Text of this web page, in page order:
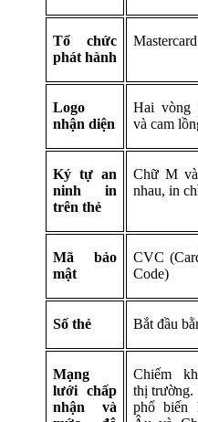
Tổ chức
phát hành
Logo
nhận diện
Hai vòng
và cam
Ký tự an
ninh in
trên thẻ
Chữ M
nhau, in
Mã bảo
mật
CVC
Code)
Số thẻ Bắt đầu
Mạng
lưới chấp
nhận và
Chiếm
thị trường.
phổ biến